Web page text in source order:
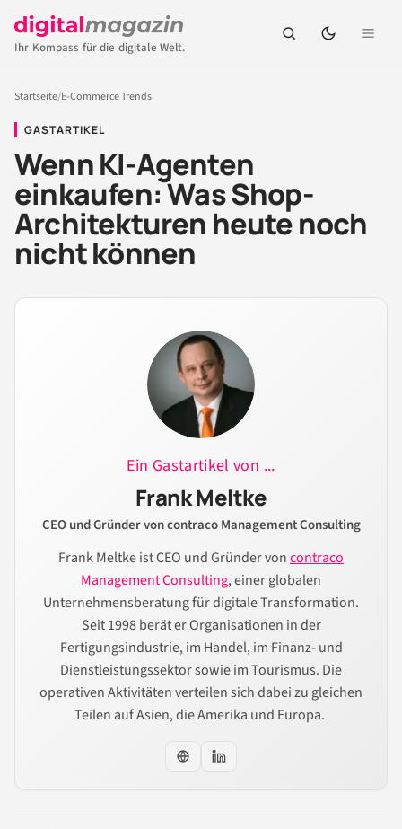
Ihr Kompass für die digitale Welt.
Startseite/E-Commerce Trends
GASTARTIKEL
Wenn KI-Agenten
einkaufen: Was Shop-
Architekturen heute noch
nicht können
Ein Gastartikel von ...
Frank Meltke
CEO und Gründer von contraco Management Consulting
Frank Meltke ist CEO und Gründer voncontraco
Management Consulting, einer globalen
Unternehmensberatung für digitale Transformation.
Seit 1998 berät er Organisationen in der
Fertigungsindustrie, im Handel, im Finanz- und
Dienstleistungssektor sowie im Tourismus. Die
operativen Aktivitäten verteilen sich dabei zu gleichen
Teilen auf Asien, die Amerika und Europa.